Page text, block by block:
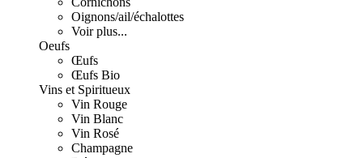
Oignons/ail/échalottes
Voir plus...
Oeufs
Œufs
Œufs Bio
Vins et Spiritueux
Vin Rouge
Vin Blanc
Vin Rosé
Champagne